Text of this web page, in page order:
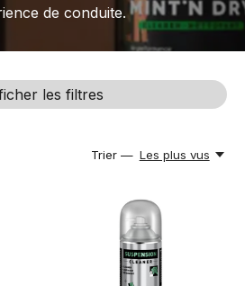
de conduite.
les filtres
Trier — Les plus vus